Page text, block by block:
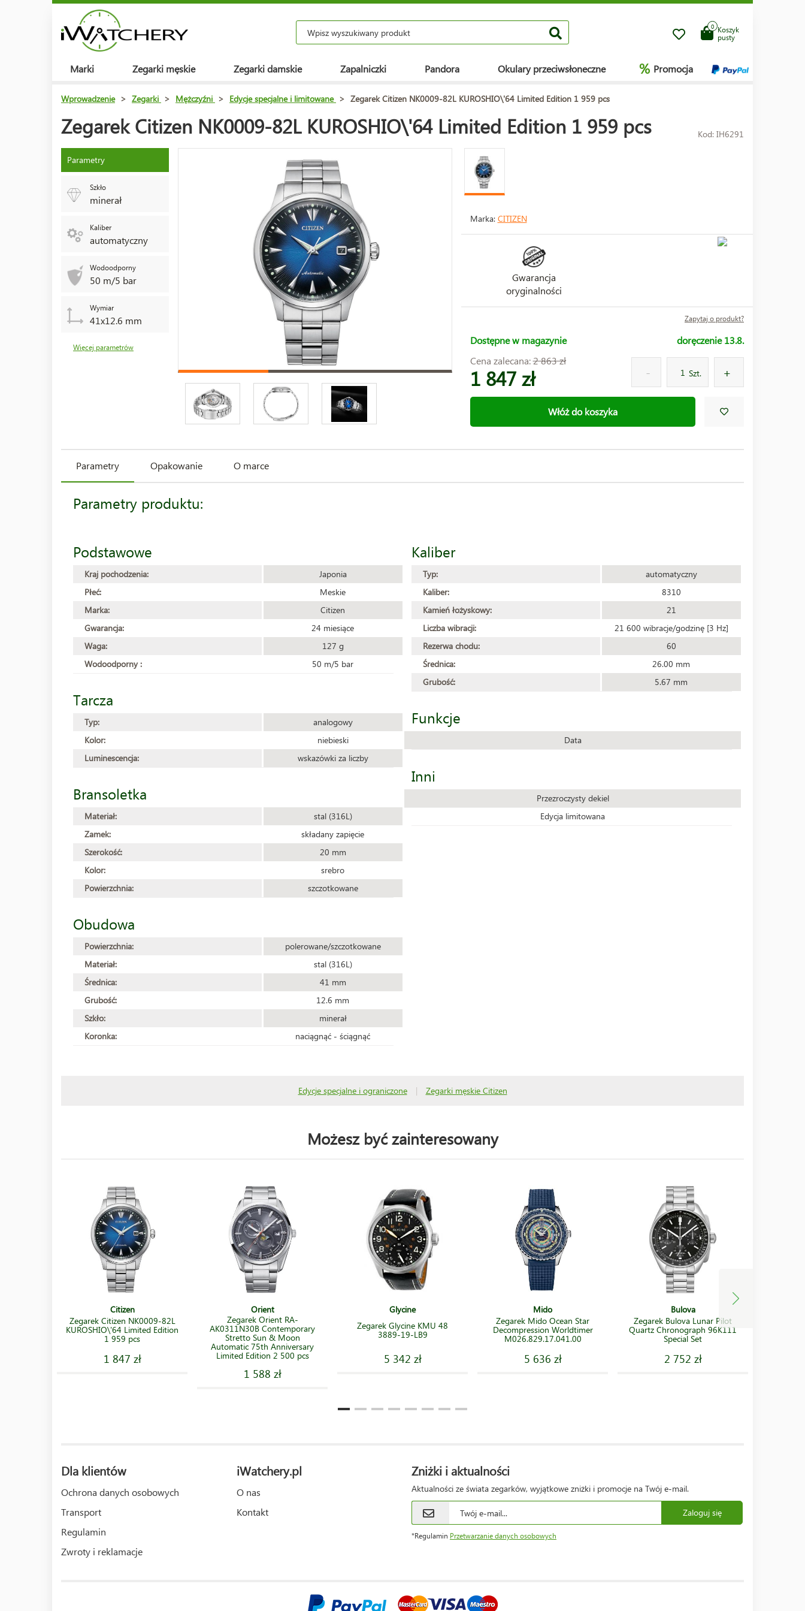
Koszyk
pusty
0
Marki Zegarki męskie Zegarki damskie Zapalniczki Pandora Okulary przeciwsłoneczne % Promocja
Wprowadzenie > Zegarki > Mężczyźni > Edycje specjalne i limitowane > Zegarek Citizen NK0009-82L KUROSHIO\'64 Limited Edition 1 959 pcs
Zegarek Citizen NK0009-82L KUROSHIO\'64 Limited Edition 1 959 pcs Kod: IH6291
Parametry
Szkło
minerał
Kaliber
automatyczny
Wodoodporny
50 m/5 bar
Wymiar
41x12.6 mm
Więcej parametrów
Marka: CITIZEN
Gwarancja
oryginalności
Zapytaj o produkt?
Dostępne w magazynie
doręczenie 13.8.
Cena zalecana:2 863 zł
1 847 zł Szt.
Włóż do koszyka
Parametry Opakowanie O marce
Parametry produktu:
Podstawowe
Kraj pochodzenia:
Japonia
Płeć:
Meskie
Marka:
Citizen
Gwarancja:
24 miesiące
Waga:
127 g
Wodoodporny :
50 m/5 bar
Tarcza
Typ:
analogowy
Kolor:
niebieski
Luminescencja:
wskazówki za liczby
Bransoletka
Materiał:
stal (316L)
Zamek:
składany zapięcie
Szerokość:
20 mm
Kolor:
srebro
Powierzchnia:
szczotkowane
Obudowa
Powierzchnia:
polerowane/szczotkowane
Materiał:
stal (316L)
Średnica:
41 mm
Grubość:
12.6 mm
Szkło:
minerał
Koronka:
naciągnąć - ściągnąć
Kaliber
Typ:
automatyczny
Kaliber:
8310
Kamień łożyskowy:
21
Liczba wibracji:
21 600 wibracje/godzinę [3 Hz]
Rezerwa chodu:
60
Średnica:
26.00 mm
Grubość:
5.67 mm
Funkcje
Data
Inni
Przezroczysty dekiel
Edycja limitowana
Edycje specjalne i ograniczone | Zegarki męskie Citizen
Możesz być zainteresowany
Citizen
Zegarek Citizen NK0009-82L
KUROSHIO\'64 Limited Edition
1 959 pcs
1 847 zł
Orient
Zegarek Orient RA-
AK0311N30B Contemporary
Stretto Sun & Moon
Automatic 75th Anniversary
Limited Edition 2 500 pcs
1 588 zł
Glycine
Zegarek Glycine KMU 48
3889-19-LB9
5 342 zł
Mido
Zegarek Mido Ocean Star
Decompression Worldtimer
M026.829.17.041.00
5 636 zł
Bulova
Zegarek Bulova Lunar Pilot
Quartz Chronograph 96K111
Special Set
2 752 zł
Dla klientów
Ochrona danych osobowych
Transport
Regulamin
Zwroty i reklamacje
iWatchery.pl
O nas
Kontakt
Zniżki i aktualności
Aktualności ze świata zegarków, wyjątkowe zniżki i promocje na Twój e-mail.
Zaloguj się
*Regulamin Przetwarzanie danych osobowych